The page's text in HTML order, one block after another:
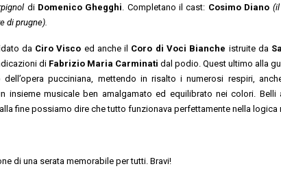
di Domenico Ghegghi. Completano il cast: Cosimo Diano
di prugne).
da Ciro Visco ed anche il Coro di Voci Bianche istruite da
di Fabrizio Maria Carminati dal podio. Quest ultimo alla
pucciniana, mettendo in risalto i numerosi respiri,
insieme musicale ben amalgamato ed equilibrato nei colori.
fine possiamo dire che tutto funzionava perfettamente nella
di una serata memorabile per tutti. Bravi!